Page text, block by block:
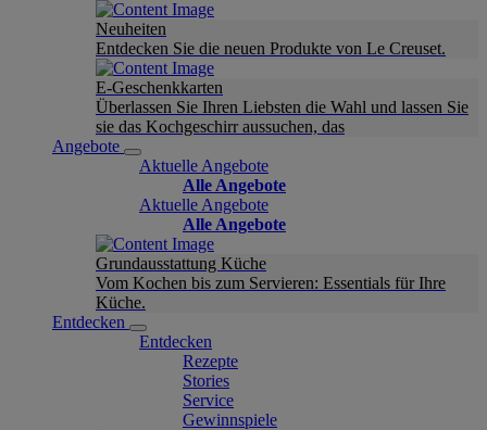
Neuheiten
Entdecken Sie die neuen Produkte von Le Creuset.
E-Geschenkkarten
Überlassen Sie Ihren Liebsten die Wahl und lassen Sie
sie das Kochgeschirr aussuchen, das
Angebote
Aktuelle Angebote
Alle Angebote
Aktuelle Angebote
Alle Angebote
Grundausstattung Küche
Vom Kochen bis zum Servieren: Essentials für Ihre
Küche.
Entdecken
Entdecken
Rezepte
Stories
Service
Gewinnspiele